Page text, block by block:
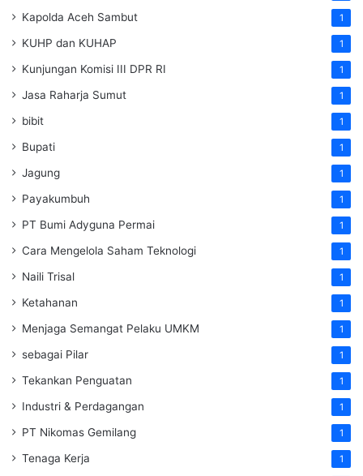
Kapolda Aceh Sambut 1
KUHP dan KUHAP 1
Kunjungan Komisi III DPR RI 1
Jasa Raharja Sumut 1
bibit 1
Bupati 1
Jagung 1
Payakumbuh 1
PT Bumi Adyguna Permai 1
Cara Mengelola Saham Teknologi 1
Naili Trisal 1
Ketahanan 1
Menjaga Semangat Pelaku UMKM 1
sebagai Pilar 1
Tekankan Penguatan 1
Industri & Perdagangan 1
PT Nikomas Gemilang 1
Tenaga Kerja 1